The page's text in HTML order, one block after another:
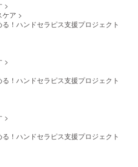
ペース
メー
心症、
弁膜症
血圧、
血栓な
>
ケア >
！ハンドセラピス支援プロジェクト
>
！ハンドセラピス支援プロジェクト
>
！ハンドセラピス支援プロジェクト